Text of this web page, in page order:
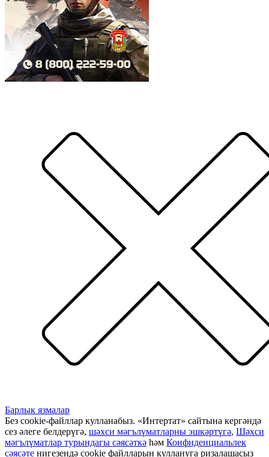
Барлык язмалар
Без cookie-файллар кулланабыз. «Интертат» сайтына кергәндә
сез әлеге белдерүгә, шәхси мәгълүматларны эшкәртүгә, Шәхси
мәгълүматлар турындагы сәясәткә һәм Конфиденциальлек
сәясәте нигезендә cookie файлларын куллануга ризалашасыз